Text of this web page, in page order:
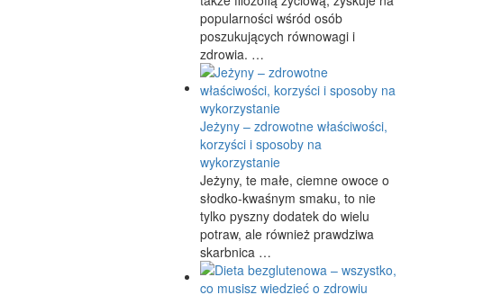
popularności wśród osób
poszukujących równowagi i
zdrowia. …
Jeżyny – zdrowotne właściwości,
korzyści i sposoby na
wykorzystanie
Jeżyny, te małe, ciemne owoce o
słodko-kwaśnym smaku, to nie
tylko pyszny dodatek do wielu
potraw, ale również prawdziwa
skarbnica …